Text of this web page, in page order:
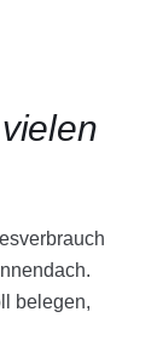
belegen,